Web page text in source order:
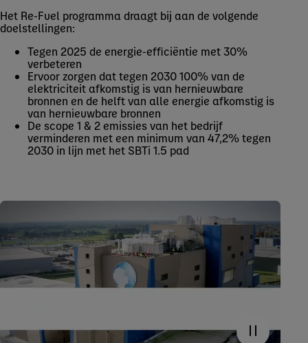
Het Re-Fuel programma draagt bij aan de volgende
doelstellingen:
Tegen 2025 de energie-efficiëntie met 30%
verbeteren
Ervoor zorgen dat tegen 2030 100% van de
elektriciteit afkomstig is van hernieuwbare
bronnen en de helft van alle energie afkomstig is
van hernieuwbare bronnen
De scope 1 & 2 emissies van het bedrijf
verminderen met een minimum van 47,2% tegen
2030 in lijn met het SBTi 1.5 pad